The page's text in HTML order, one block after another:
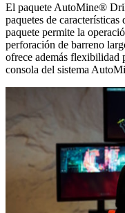
El paquete AutoMine®
paquetes de
paquete permite la
perforación de barreno
ofrece además flexibilidad
consola del sistema